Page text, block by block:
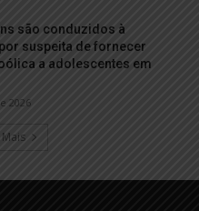
são conduzidos à
suspeita de fornecer
a adolescentes em
2026